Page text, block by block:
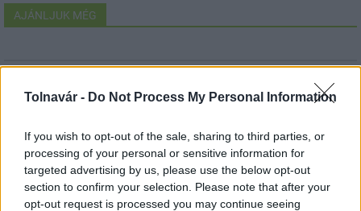
Tolnavár - Do Not Process My Personal Information
If you wish to opt-out of the sale, sharing to third parties, or
processing of your personal or sensitive information for
targeted advertising by us, please use the below opt-out
section to confirm your selection. Please note that after your
opt-out request is processed you may continue seeing
AJÁNLJUK MÉG
MAGYAR ÉPÍTŐK
Mi épül?